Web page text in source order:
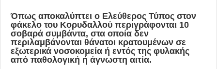
Όπως αποκαλύπτει ο Ελεύθερος Τύπος στον
φάκελο του Κορυδαλλού περιγράφονται 10
σοβαρά συμβάντα, στα οποία δεν
περιλαμβάνονται θάνατοι κρατουμένων σε
εξωτερικά νοσοκομεία ή εντός της φυλακής
από παθολογική ή άγνωστη αιτία.